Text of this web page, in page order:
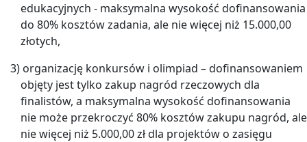
edukacyjnych - maksymalna wysokość dofinansowania
do 80% kosztów zadania, ale nie więcej niż 15.000,00
złotych,
3) organizację konkursów i olimpiad – dofinansowaniem
objęty jest tylko zakup nagród rzeczowych dla
finalistów, a maksymalna wysokość dofinansowania
nie może przekroczyć 80% kosztów zakupu nagród, ale
nie więcej niż 5.000,00 zł dla projektów o zasięgu